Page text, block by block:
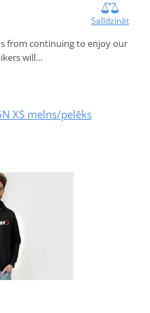
Salīdzināt
from continuing to enjoy our
will…
XS melns/pelēks